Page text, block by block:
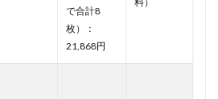
で合計8
枚）：
21,868円